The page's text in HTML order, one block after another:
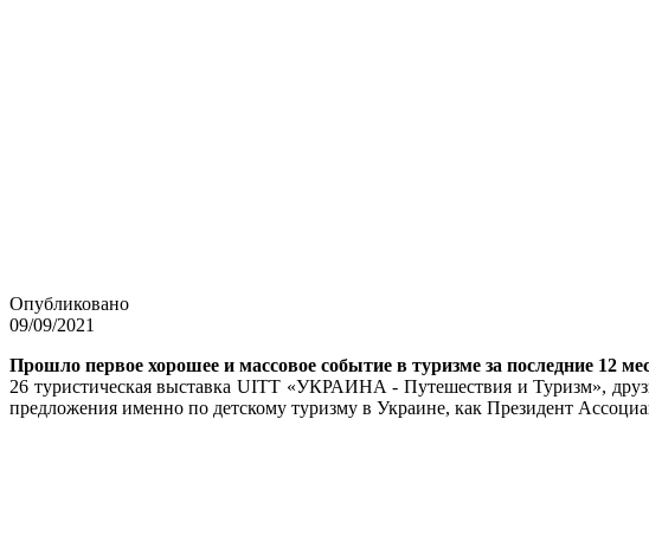
Опубликовано
09/09/2021
Прошло первое хорошее и массовое событие в туризме за последние 12
26 туристическая выставка UITT «УКРАИНА - Путешествия и Туризм»,
предложения именно по детскому туризму в Украине, как Президент